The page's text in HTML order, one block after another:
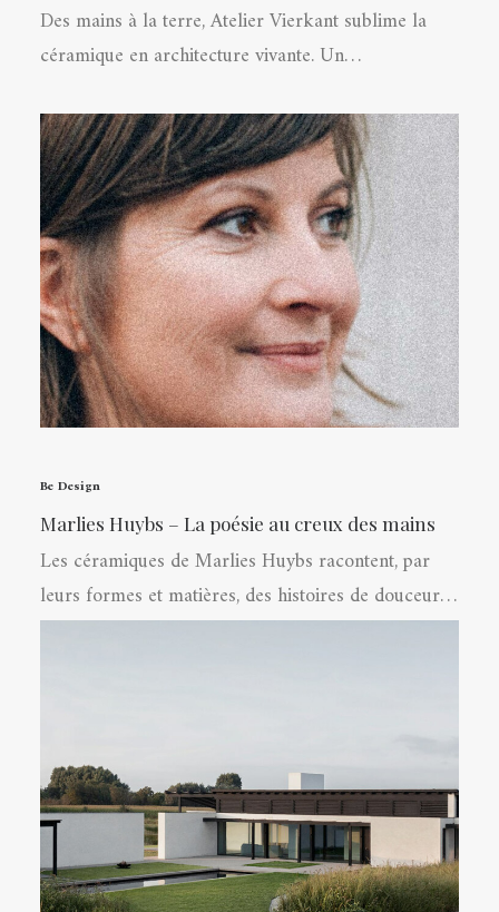
Des mains à la terre, Atelier Vierkant sublime la
céramique en architecture vivante. Un…
Be Design
Marlies Huybs – La poésie au creux des mains
Les céramiques de Marlies Huybs racontent, par
leurs formes et matières, des histoires de douceur…